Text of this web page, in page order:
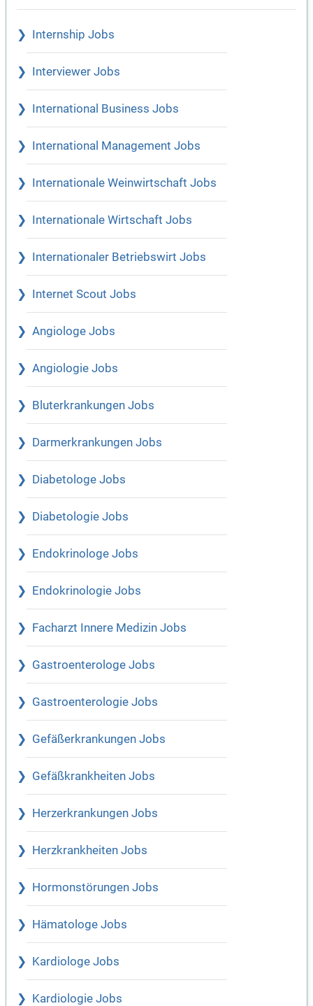
Internship Jobs
Interviewer Jobs
International Business Jobs
International Management Jobs
Internationale Weinwirtschaft Jobs
Internationale Wirtschaft Jobs
Internationaler Betriebswirt Jobs
Internet Scout Jobs
Angiologe Jobs
Angiologie Jobs
Bluterkrankungen Jobs
Darmerkrankungen Jobs
Diabetologe Jobs
Diabetologie Jobs
Endokrinologe Jobs
Endokrinologie Jobs
Facharzt Innere Medizin Jobs
Gastroenterologe Jobs
Gastroenterologie Jobs
Gefäßerkrankungen Jobs
Gefäßkrankheiten Jobs
Herzerkrankungen Jobs
Herzkrankheiten Jobs
Hormonstörungen Jobs
Hämatologe Jobs
Kardiologe Jobs
Kardiologie Jobs